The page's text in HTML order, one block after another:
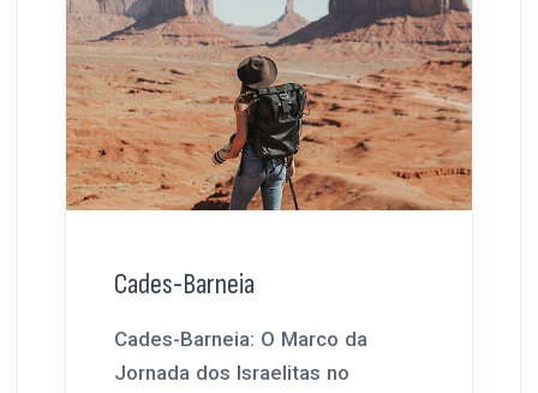
Cades-Barneia
Cades-Barneia: O Marco da
Jornada dos Israelitas no